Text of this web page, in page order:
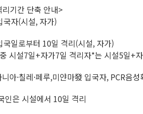
기간 단축 안내>
자(시설, 자가)
일로부터 10일 격리(시설, 자가)
시설7일+자가7일 격리자*는 시설5일+
아·칠레·페루,미얀마發 입국자, PCR음
인은 시설에서 10일 격리